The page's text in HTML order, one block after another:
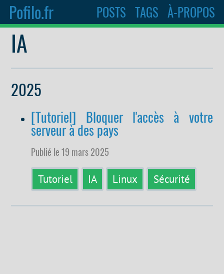
Pofilo.fr POSTS TAGS À-PROPOS
IA
2025
[Tutoriel] Bloquer l'accès à votre
serveur à des pays
Publié le 19 mars 2025
Tutoriel IA Linux Sécurité